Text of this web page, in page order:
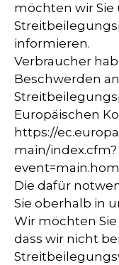
möchten wir Sie
informieren.
Verbraucher
Beschwerden
Europäischen
https://
main/index.cfm?
Die dafür
Sie oberhalb in
Wir möchten
dass wir nicht